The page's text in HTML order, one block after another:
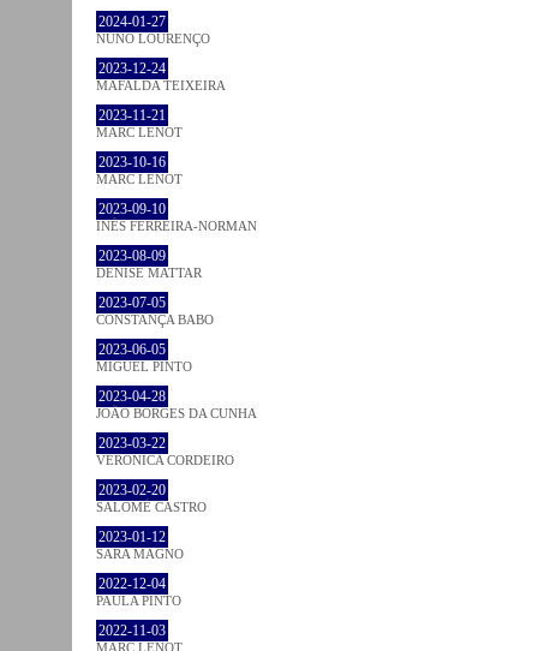
2024-01-27
NUNO LOURENÇO
2023-12-24
MAFALDA TEIXEIRA
2023-11-21
MARC LENOT
2023-10-16
MARC LENOT
2023-09-10
INÊS FERREIRA-NORMAN
2023-08-09
DENISE MATTAR
2023-07-05
CONSTANÇA BABO
2023-06-05
MIGUEL PINTO
2023-04-28
JOÃO BORGES DA CUNHA
2023-03-22
VERONICA CORDEIRO
2023-02-20
SALOMÉ CASTRO
2023-01-12
SARA MAGNO
2022-12-04
PAULA PINTO
2022-11-03
MARC LENOT